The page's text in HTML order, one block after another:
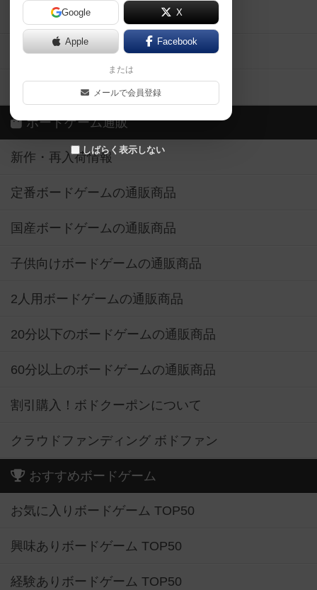
Google X
Apple Facebook
または
メールで会員登録
しばらく表示しない
ボドとも・会員一覧
ボードゲーム業界コラム
ボドゲーマご利用案内
ボードゲーム通販
新作・再入荷情報
定番ボードゲームの通販商品
国産ボードゲームの通販商品
子供向けボードゲームの通販商品
2人用ボードゲームの通販商品
20分以下のボードゲームの通販商品
60分以上のボードゲームの通販商品
割引購入！ボドクーポンについて
クラウドファンディング ボドファン
おすすめボードゲーム
お気に入りボードゲーム TOP50
興味ありボードゲーム TOP50
経験ありボードゲーム TOP50